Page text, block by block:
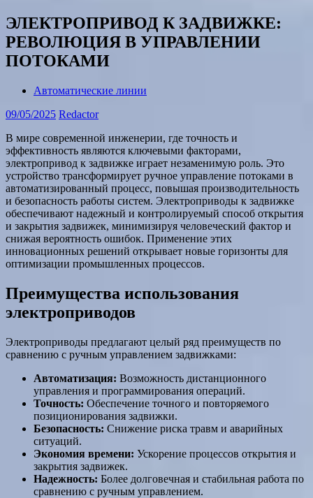
ЭЛЕКТРОПРИВОД К ЗАДВИЖКЕ:
РЕВОЛЮЦИЯ В УПРАВЛЕНИИ
ПОТОКАМИ
Автоматические линии
09/05/2025 Redactor
В мире современной инженерии, где точность и
эффективность являются ключевыми факторами,
электропривод к задвижке играет незаменимую роль. Это
устройство трансформирует ручное управление потоками в
автоматизированный процесс, повышая производительность
и безопасность работы систем. Электроприводы к задвижке
обеспечивают надежный и контролируемый способ открытия
и закрытия задвижек, минимизируя человеческий фактор и
снижая вероятность ошибок. Применение этих
инновационных решений открывает новые горизонты для
оптимизации промышленных процессов.
Преимущества использования
электроприводов
Электроприводы предлагают целый ряд преимуществ по
сравнению с ручным управлением задвижками:
Автоматизация: Возможность дистанционного
управления и программирования операций.
Точность: Обеспечение точного и повторяемого
позиционирования задвижки.
Безопасность: Снижение риска травм и аварийных
ситуаций.
Экономия времени: Ускорение процессов открытия и
закрытия задвижек.
Надежность: Более долговечная и стабильная работа по
сравнению с ручным управлением.